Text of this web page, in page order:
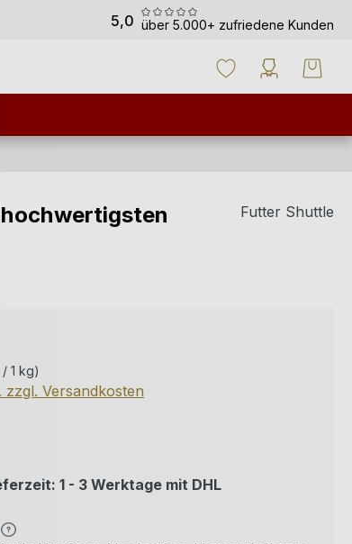
5,0 über 5.000+ zufriedene Kunden
Futter Shuttle
/ 1 kg)
zzgl. Versandkosten
von 5 von 5 Sternen
1 - 3 Werktage mit DHL